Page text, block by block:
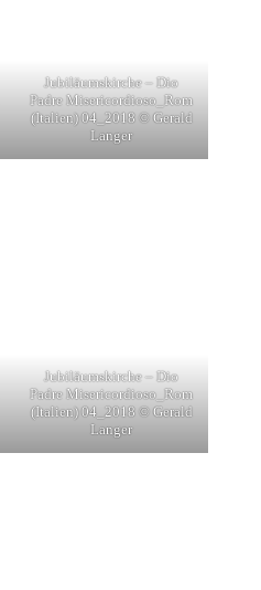
Jubiläumskirche – Dio
Padre Misericordioso_Rom
(Italien) 04_2018 © Gerald
Langer
Jubiläumskirche – Dio
Padre Misericordioso_Rom
(Italien) 04_2018 © Gerald
Langer